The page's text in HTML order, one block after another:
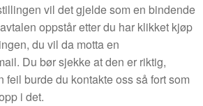
vil det gjelde som en bindende
oppstår etter du har klikket kjøp
du vil da motta en
Du bør sjekke at den er riktig,
feil burde du kontakte oss så fort som
i det.